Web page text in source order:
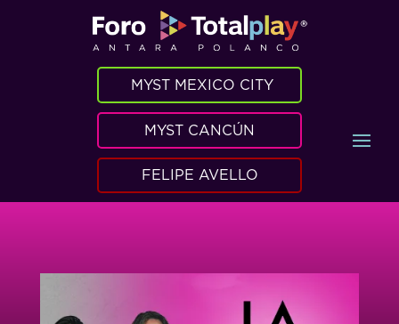
MYST MEXICO CITY
MYST CANCÚN
FELIPE AVELLO